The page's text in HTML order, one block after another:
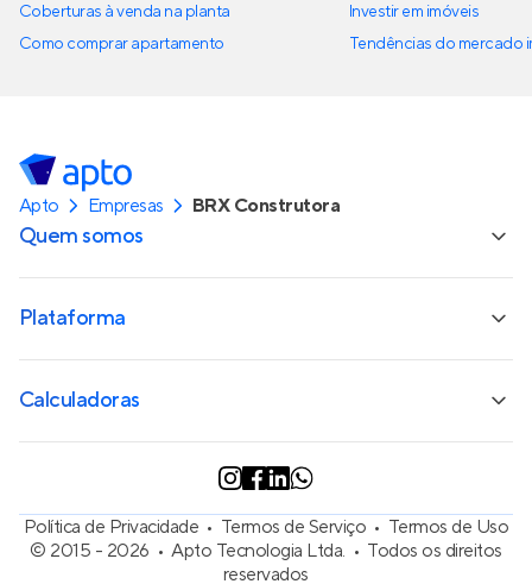
Coberturas à venda na planta
Como comprar apartamento
Investir em imóveis
Tendências do mercado
Apto Empresas BRX Construtora
Quem somos
Plataforma
Calculadoras
Política de Privacidade Termos de Serviço
Termos de Uso
© 2015 - 2026
Apto Tecnologia Ltda.
Todos os direitos
reservados